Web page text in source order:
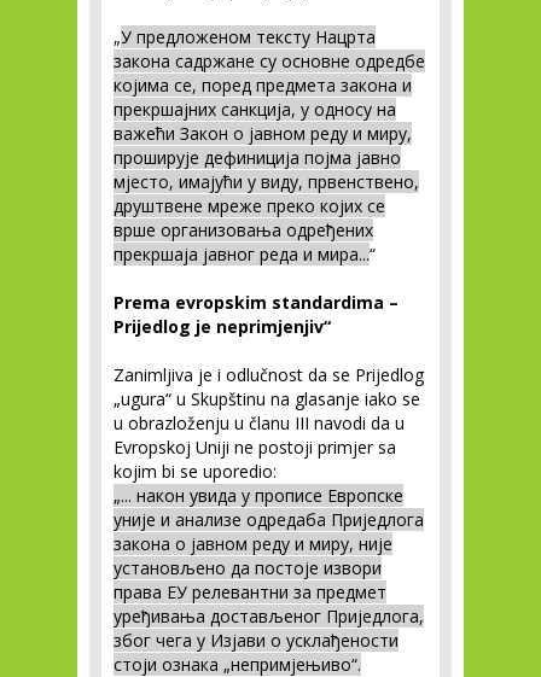
„У предложеном тексту Нацрта
закона садржане су основне одредбе
којима се, поред предмета закона и
прекршајних санкција, у односу на
важећи Закон о јавном реду и миру,
проширује дефиниција појма јавно
мјесто, имајући у виду, првенствено,
друштвене мреже преко којих се
врше организовања одређених
прекршаја јавног реда и мира...“
Prema evropskim standardima –
Prijedlog je neprimjenjiv“
Zanimljiva je i odlučnost da se Prijedlog
„ugura“ u Skupštinu na glasanje iako se
u obrazloženju u članu III navodi da u
Evropskoj Uniji ne postoji primjer sa
kojim bi se uporedio:
„... након увида у прописе Европске
уније и анализе одредаба Приједлога
закона о јавном реду и миру, није
установљено да постоје извори
права ЕУ релевантни за предмет
уређивања достављеног Приједлога,
због чега у Изјави о усклађености
стоји ознака „непримјењиво“.